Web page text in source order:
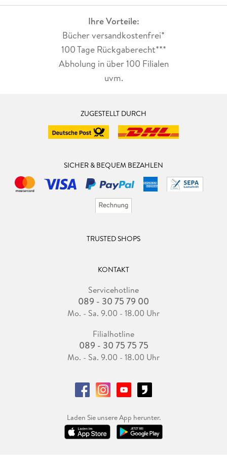
Ihre Vorteile:
Bücher versandkostenfrei*
100 Tage Rückgaberecht***
Abholung in über 100 Filialen
uvm.
ZUGESTELLT DURCH
SICHER & BEQUEM BEZAHLEN
TRUSTED SHOPS
KONTAKT
Servicehotline
089 - 30 75 79 00
Mo. - Sa. 9.00 - 18.00 Uhr
Filialhotline
089 - 30 75 75 75
Mo. - Sa. 9.00 - 18.00 Uhr
Laden Sie unsere App herunter.